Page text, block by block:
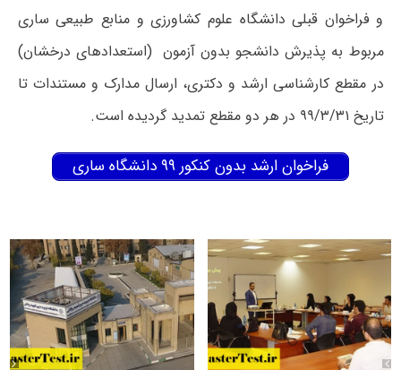
و فراخوان قبلی دانشگاه علوم کشاورزی و منابع طبیعی ساری
مربوط به پذیرش دانشجو بدون آزمون (استعدادهای درخشان)
در مقطع کارشناسی ارشد و دکتری، ارسال مدارک و مستندات تا
تاریخ ۹۹/۳/۳۱ در هر دو مقطع تمدید گردیده است.
فراخوان ارشد بدون کنکور ۹۹ دانشگاه ساری